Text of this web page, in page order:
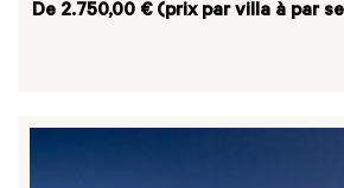
De 2.750,00 € (prix par villa à par